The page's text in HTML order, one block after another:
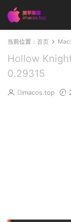
当前位置： 首页 Mac
Hollow
0.29315
imacos.top